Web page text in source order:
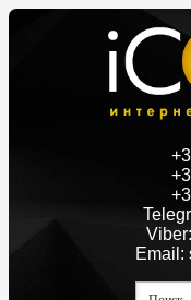
Email: